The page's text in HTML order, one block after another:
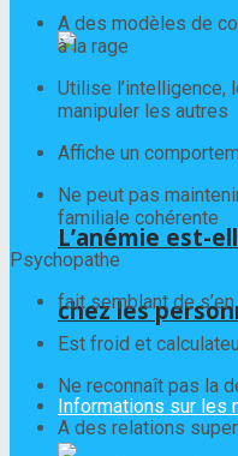
L’anémie est-
chez les
Informations sur les
A des modèles de
à la rage
Utilise l’intelligence,
manipuler les autres
Affiche un
Ne peut pas
familiale cohérente
Psychopathe
fait semblant de
Est froid et
Ne reconnaît pas la
A des relations